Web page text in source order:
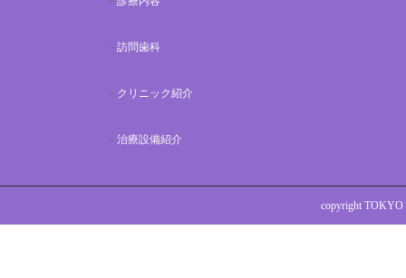
訪問歯科
クリニック紹介
治療設備紹介
copyright TOKYO